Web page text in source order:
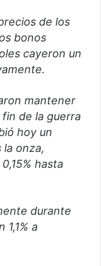
de los
bonos
cayeron un
mantener
de la guerra
hoy un
la onza,
hasta
durante
a